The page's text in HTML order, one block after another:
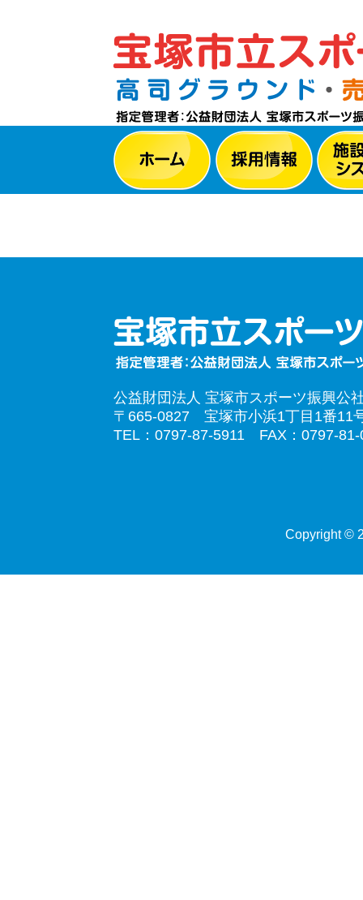
公益財団法人 宝塚市スポーツ振興公
〒665-0827 宝塚市小浜1丁目1番11
TEL：0797-87-5911 FAX：0797-81-
Copyright ©